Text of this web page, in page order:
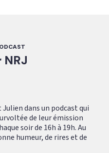
dans un podcast qui
de leur émission
soir de 16h à 19h. Au
humeur, de rires et de